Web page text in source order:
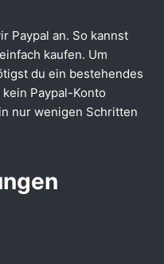
Paypal an. So kannst
kaufen. Um
du ein bestehendes
Paypal-Konto
nur wenigen Schritten